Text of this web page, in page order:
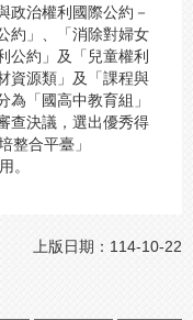
政治權利國際公約－
約」、「消除對婦女
公約」及「兒童權利
資源類」及「課程與
「國高中教育組」
查決議，選出優秀得
整合平臺」
。
上版日期：114-10-22